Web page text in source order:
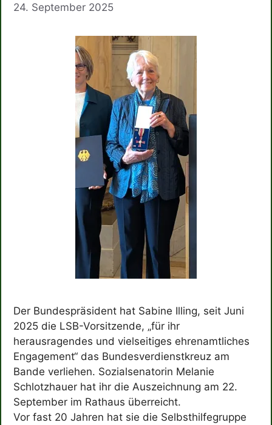
24. September 2025
Der Bundespräsident hat Sabine Illing, seit Juni
2025 die LSB-Vorsitzende, „für ihr
herausragendes und vielseitiges ehrenamtliches
Engagement“ das Bundesverdienstkreuz am
Bande verliehen. Sozialsenatorin Melanie
Schlotzhauer hat ihr die Auszeichnung am 22.
September im Rathaus überreicht.
Vor fast 20 Jahren hat sie die Selbsthilfegruppe